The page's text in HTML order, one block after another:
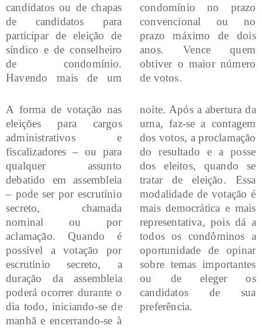
candidatos ou de chapas
de candidatos para
participar de eleição de
síndico e de conselheiro
de condomínio.
Havendo mais de um
condomínio no prazo
convencional ou no
prazo máximo de dois
anos. Vence quem
obtiver o maior número
de votos.
A forma de votação nas
eleições para cargos
administrativos e
fiscalizadores – ou para
qualquer assunto
debatido em assembleia
– pode ser por escrutínio
secreto, chamada
nominal ou por
aclamação. Quando é
possível a votação por
escrutínio secreto, a
duração da assembleia
poderá ocorrer durante o
dia todo, iniciando-se de
manhã e encerrando-se à
noite. Após a abertura da
urna, faz-se a contagem
dos votos, a proclamação
do resultado e a posse
dos eleitos, quando se
tratar de eleição. Essa
modalidade de votação é
mais democrática e mais
representativa, pois dá a
todos os condôminos a
oportunidade de opinar
sobre temas importantes
ou de eleger os
candidatos de sua
preferência.